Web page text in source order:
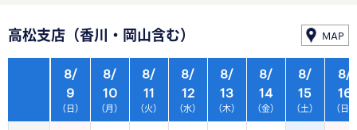
高松支店（香川・岡山含む） MAP
8/
9
（日）
8/
10
（月）
8/
11
（火）
8/
12
（水）
8/
13
（木）
8/
14
（金）
8/
15
（土）
8/
16
（日）